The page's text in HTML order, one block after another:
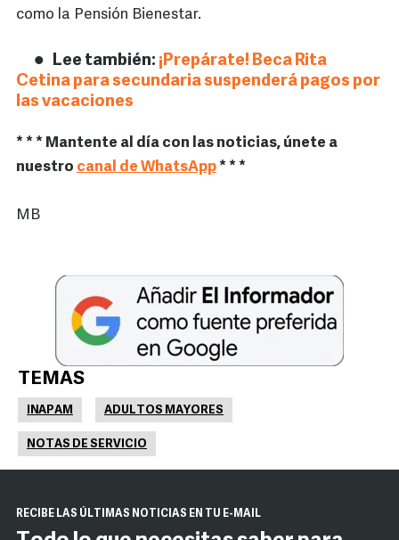
como la Pensión Bienestar.
Lee también: ¡Prepárate! Beca Rita
Cetina para secundaria suspenderá pagos por
las vacaciones
* * * Mantente al día con las noticias, únete a
nuestro canal de WhatsApp* * *
MB
TEMAS
INAPAM ADULTOS MAYORES
NOTAS DE SERVICIO
RECIBE LAS ÚLTIMAS NOTICIAS EN TU E-MAIL